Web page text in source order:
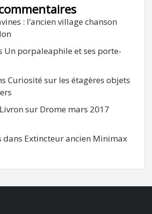
: l’ancien village chanson
Un porpaleaphile et ses porte-
Curiosité sur les étagères objets
Livron sur Drome mars 2017
dans Extincteur ancien Minimax